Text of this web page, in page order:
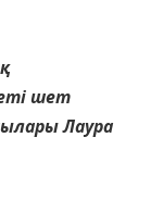
шет
Лаура